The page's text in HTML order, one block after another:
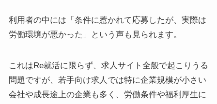
利用者の中には「条件に惹かれて応募したが、実際は
労働環境が悪かった」という声も見られます。
これはRe就活に限らず、求人サイト全般で起こりうる
問題ですが、若手向け求人では特に企業規模が小さい
会社や成長途上の企業も多く、労働条件や福利厚生に